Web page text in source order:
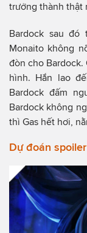
trưởng thành thật
Bardock sau
Monaito không
đòn cho Bardock.
hình. Hắn lao
Bardock đấm
Bardock không
thì Gas hết hơi,
Dự đoán